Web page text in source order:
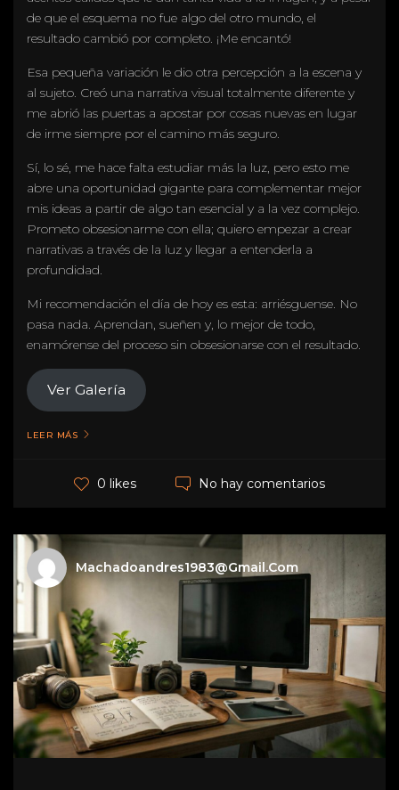
de que el esquema no fue algo del otro mundo, el
resultado cambió por completo. ¡Me encantó!
Esa pequeña variación le dio otra percepción a la escena y
al sujeto. Creó una narrativa visual totalmente diferente y
me abrió las puertas a apostar por cosas nuevas en lugar
de irme siempre por el camino más seguro.
Sí, lo sé, me hace falta estudiar más la luz, pero esto me
abre una oportunidad gigante para complementar mejor
mis ideas a partir de algo tan esencial y a la vez complejo.
Prometo obsesionarme con ella; quiero empezar a crear
narrativas a través de la luz y llegar a entenderla a
profundidad.
Mi recomendación el día de hoy es esta: arriésguense. No
pasa nada. Aprendan, sueñen y, lo mejor de todo,
enamórense del proceso sin obsesionarse con el resultado.
Ver Galería
LEER MÁS
0 likes No hay comentarios
Machadoandres1983@gmail.com